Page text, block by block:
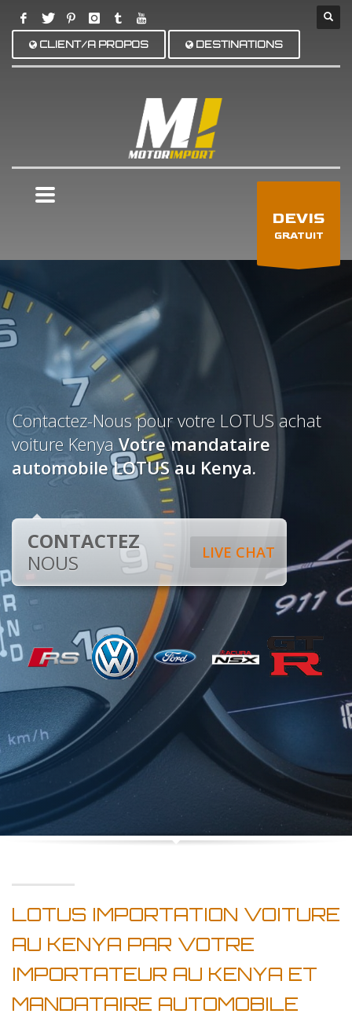
CLIENT/A PROPOS DESTINATIONS
DEVIS
GRATUIT
Contactez-Nous pour votre LOTUS achat
voiture Kenya Votre mandataire
automobile LOTUS au Kenya.
LIVE CHAT
CONTACTEZ
NOUS
LOTUS IMPORTATION VOITURE
AU KENYA PAR VOTRE
IMPORTATEUR AU KENYA ET
MANDATAIRE AUTOMOBILE